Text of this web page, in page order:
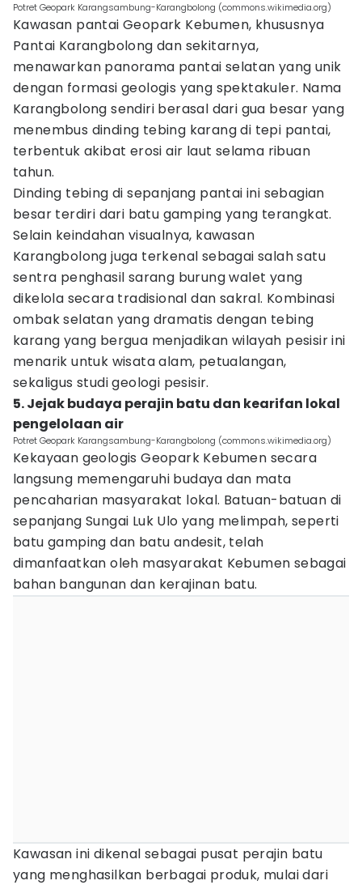
Potret Geopark Karangsambung-Karangbolong (commons.wikimedia.org)
Kawasan pantai Geopark Kebumen, khususnya
Pantai Karangbolong dan sekitarnya,
menawarkan panorama pantai selatan yang unik
dengan formasi geologis yang spektakuler. Nama
Karangbolong sendiri berasal dari gua besar yang
menembus dinding tebing karang di tepi pantai,
terbentuk akibat erosi air laut selama ribuan
tahun.
Dinding tebing di sepanjang pantai ini sebagian
besar terdiri dari batu gamping yang terangkat.
Selain keindahan visualnya, kawasan
Karangbolong juga terkenal sebagai salah satu
sentra penghasil sarang burung walet yang
dikelola secara tradisional dan sakral. Kombinasi
ombak selatan yang dramatis dengan tebing
karang yang bergua menjadikan wilayah pesisir ini
menarik untuk wisata alam, petualangan,
sekaligus studi geologi pesisir.
5. Jejak budaya perajin batu dan kearifan lokal
pengelolaan air
Potret Geopark Karangsambung-Karangbolong (commons.wikimedia.org)
Kekayaan geologis Geopark Kebumen secara
langsung memengaruhi budaya dan mata
pencaharian masyarakat lokal. Batuan-batuan di
sepanjang Sungai Luk Ulo yang melimpah, seperti
batu gamping dan batu andesit, telah
dimanfaatkan oleh masyarakat Kebumen sebagai
bahan bangunan dan kerajinan batu.
Kawasan ini dikenal sebagai pusat perajin batu
yang menghasilkan berbagai produk, mulai dari